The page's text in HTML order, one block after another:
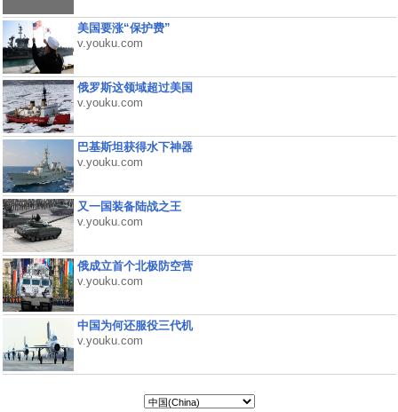
美国要涨“保护费”
v.youku.com
俄罗斯这领域超过美国
v.youku.com
巴基斯坦获得水下神器
v.youku.com
又一国装备陆战之王
v.youku.com
俄成立首个北极防空营
v.youku.com
中国为何还服役三代机
v.youku.com